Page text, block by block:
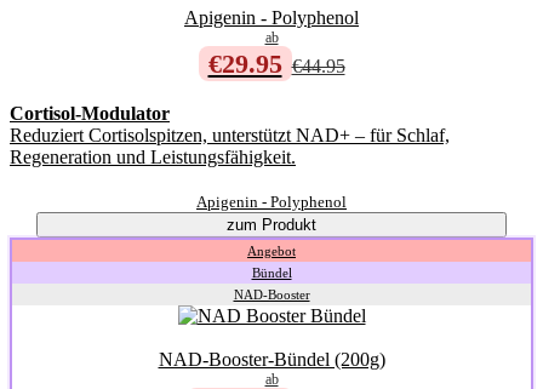
Apigenin - Polyphenol
ab
€29.95 €44.95
Cortisol-Modulator
Reduziert Cortisolspitzen, unterstützt NAD+ – für Schlaf,
Regeneration und Leistungsfähigkeit.
Apigenin - Polyphenol
zum Produkt
Angebot
Bündel
NAD-Booster
NAD-Booster-Bündel (200g)
ab